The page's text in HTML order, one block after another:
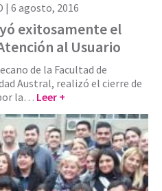
| 6 agosto, 2016
exitosamente el
al Usuario
de la Facultad de
Austral, realizó el cierre de
la… Leer +